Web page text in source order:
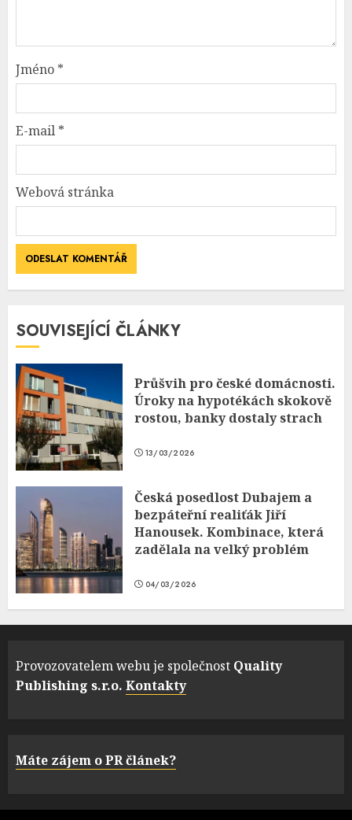
Jméno *
E-mail *
Webová stránka
SOUVISEJÍCÍ ČLÁNKY
Průšvih pro české domácnosti.
Úroky na hypotékách skokově
rostou, banky dostaly strach
13/03/2026
Česká posedlost Dubajem a
bezpáteřní realiťák Jiří
Hanousek. Kombinace, která
zadělala na velký problém
04/03/2026
Provozovatelem webu je společnost Quality
Publishing s.r.o. Kontakty
Máte zájem o PR článek?